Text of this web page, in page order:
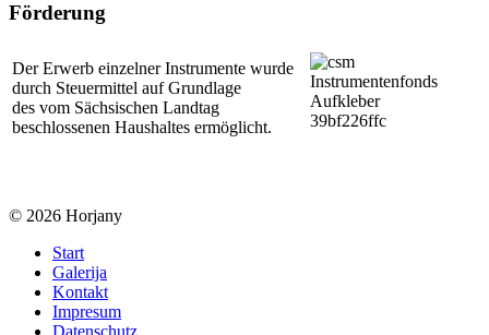
Förderung
Der Erwerb einzelner Instrumente wurde
durch Steuermittel auf Grundlage
des vom Sächsischen Landtag
beschlossenen Haushaltes ermöglicht.
© 2026 Horjany
Start
Galerija
Kontakt
Impresum
Datenschutz